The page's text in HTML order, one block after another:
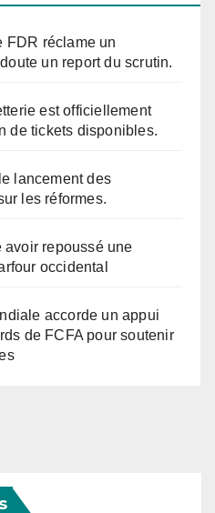
FDR réclame un
un report du scrutin.
est officiellement
de tickets disponibles.
lancement des
les réformes.
avoir repoussé une
occidental
accorde un appui
de FCFA pour soutenir